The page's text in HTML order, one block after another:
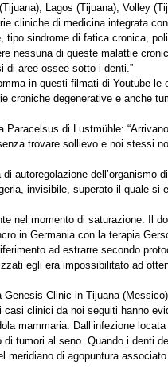
Lagos (Tijuana), Volley
cliniche di medicina integrata
tipo sindrome di fatica cronica,
nessuna di queste malattie
di aree ossee sotto i denti.”
in questi filmati di Youtube
croniche degenerative e anche
Paracelsus di Lustmühle:
trovare sollievo e noi stessi
autoregolazione
invisibile, superato il quale
nel momento di saturazione. Il
in Germania con la terapia
ad estrarre secondo
egli era impossibilitato ad
Genesis Clinic in Tijuana
casi clinici da noi seguiti hanno
mammaria. Dall’infezione
di tumori al seno. Quando i denti
meridiano di agopuntura